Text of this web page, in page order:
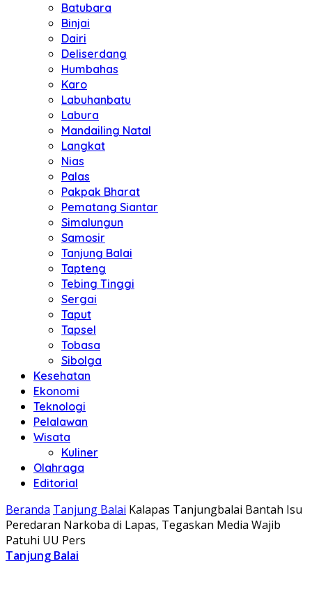
Batubara
Binjai
Dairi
Deliserdang
Humbahas
Karo
Labuhanbatu
Labura
Mandailing Natal
Langkat
Nias
Palas
Pakpak Bharat
Pematang Siantar
Simalungun
Samosir
Tanjung Balai
Tapteng
Tebing Tinggi
Sergai
Taput
Tapsel
Tobasa
Sibolga
Kesehatan
Ekonomi
Teknologi
Pelalawan
Wisata
Kuliner
Olahraga
Editorial
Beranda Tanjung Balai Kalapas Tanjungbalai Bantah Isu
Peredaran Narkoba di Lapas, Tegaskan Media Wajib
Patuhi UU Pers
Tanjung Balai